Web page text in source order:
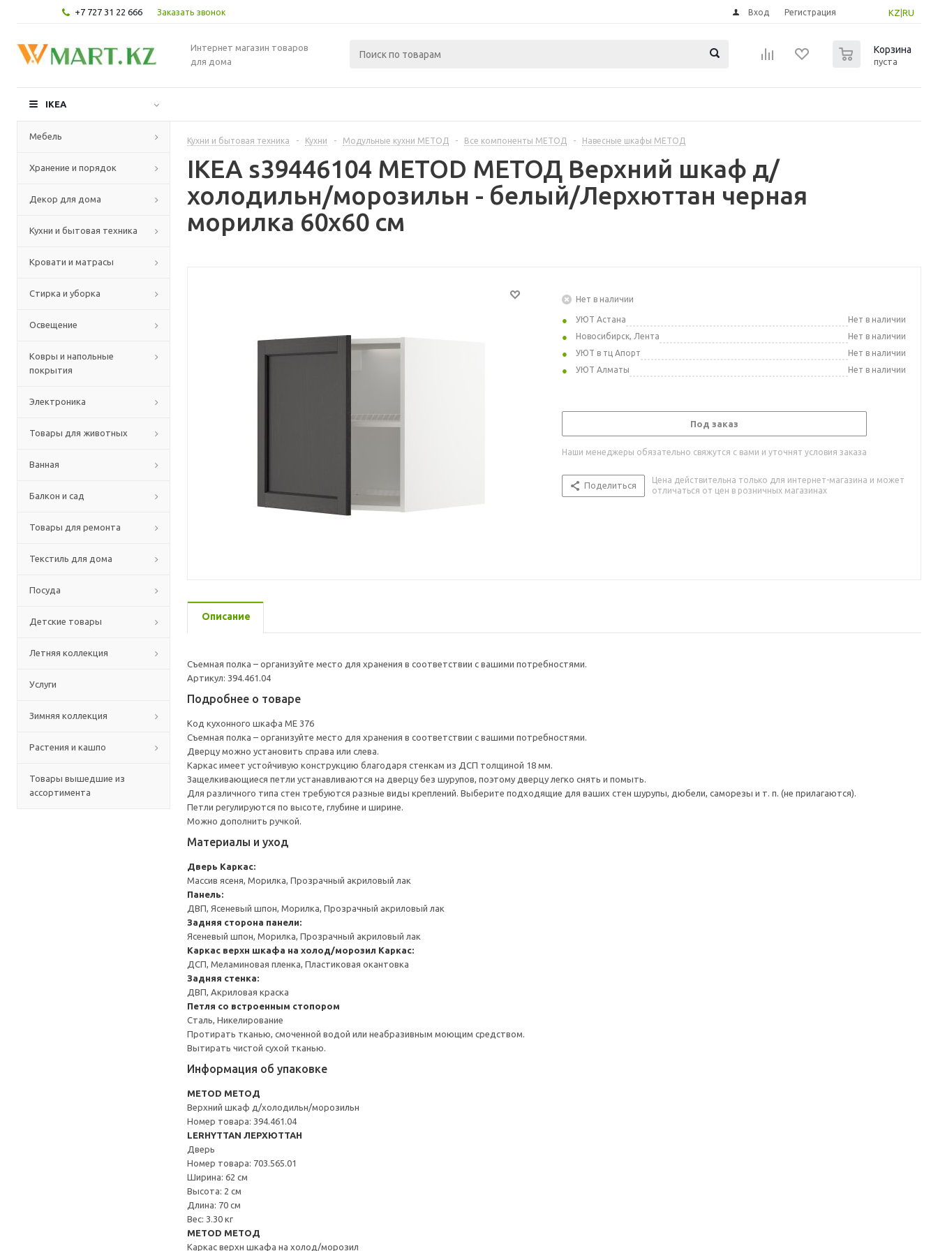
+7 727 31 22 666 Заказать звонок KZ RU
Вход Регистрация
Интернет магазин товаров
для дома
Корзина
пуста
IKEA
Мебель
Хранение и порядок
Декор для дома
Кухни и бытовая техника
Кровати и матрасы
Стирка и уборка
Освещение
Ковры и напольные
покрытия
Электроника
Товары для животных
Ванная
Балкон и сад
Товары для ремонта
Текстиль для дома
Посуда
Детские товары
Летняя коллекция
Услуги
Зимняя коллекция
Растения и кашпо
Товары вышедшие из
ассортимента
Кухни и бытовая техника - Кухни - Модульные кухни МЕТОД - Все компоненты МЕТОД - Навесные шкафы МЕТОД
IKEA s39446104 METOD МЕТОД Верхний шкаф д/
холодильн/морозильн - белый/Лерхюттан черная
морилка 60x60 см
Нет в наличии
УЮТ Астана
Нет в наличии
Новосибирск, Лента
Нет в наличии
УЮТ в тц Апорт
Нет в наличии
УЮТ Алматы
Нет в наличии
Под заказ
Наши менеджеры обязательно свяжутся с вами и уточнят условия заказа
Поделиться
Цена действительна только для интернет-магазина и может
отличаться от цен в розничных магазинах
Описание
Съемная полка – организуйте место для хранения в соответствии с вашими потребностями.
Артикул: 394.461.04
Подробнее о товаре
Код кухонного шкафа ME 376
Съемная полка – организуйте место для хранения в соответствии с вашими потребностями.
Дверцу можно установить справа или слева.
Каркас имеет устойчивую конструкцию благодаря стенкам из ДСП толщиной 18 мм.
Защелкивающиеся петли устанавливаются на дверцу без шурупов, поэтому дверцу легко снять и помыть.
Для различного типа стен требуются разные виды креплений. Выберите подходящие для ваших стен шурупы, дюбели, саморезы и т. п. (не прилагаются).
Петли регулируются по высоте, глубине и ширине.
Можно дополнить ручкой.
Материалы и уход
Дверь Каркас:
Массив ясеня, Морилка, Прозрачный акриловый лак
Панель:
ДВП, Ясеневый шпон, Морилка, Прозрачный акриловый лак
Задняя сторона панели:
Ясеневый шпон, Морилка, Прозрачный акриловый лак
Каркас верхн шкафа на холод/морозил Каркас:
ДСП, Меламиновая пленка, Пластиковая окантовка
Задняя стенка:
ДВП, Акриловая краска
Петля со встроенным стопором
Сталь, Никелирование
Протирать тканью, смоченной водой или неабразивным моющим средством.
Вытирать чистой сухой тканью.
Информация об упаковке
METOD МЕТОД
Верхний шкаф д/холодильн/морозильн
Номер товара: 394.461.04
LERHYTTAN ЛЕРХЮТТАН
Дверь
Номер товара: 703.565.01
Ширина: 62 см
Высота: 2 см
Длина: 70 см
Вес: 3.30 кг
METOD МЕТОД
Каркас верхн шкафа на холод/морозил